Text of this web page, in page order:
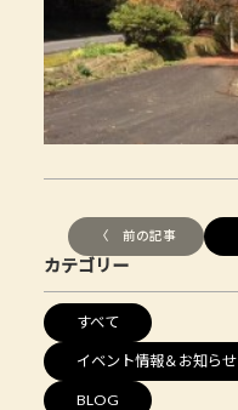
〈 前の記事
カテゴリー
すべて
イベント情報＆お知らせ
BLOG